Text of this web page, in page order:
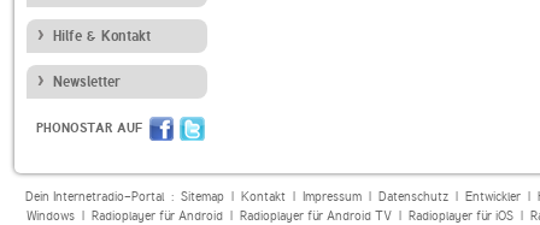
Hilfe & Kontakt
Newsletter
PHONOSTAR AUF
Dein Internetradio-Portal : Sitemap| Kontakt| Impressum| Datenschutz| Entwickler|
Windows| Radioplayer für Android| Radioplayer für Android TV| Radioplayer für iOS|